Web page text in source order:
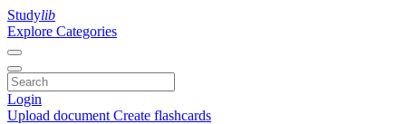
Studylib
Explore Categories
Login
Upload document Create flashcards